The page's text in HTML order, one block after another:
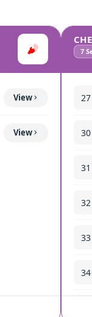
View
View
7
27
30
31
32
33
34